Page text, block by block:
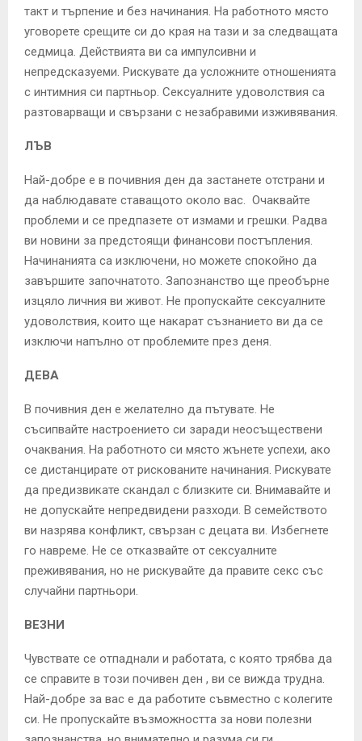
такт и търпение и без начинания. На работното място
уговорете срещите си до края на тази и за следващата
седмица. Действията ви са импулсивни и
непредсказуеми. Рискувате да усложните отношенията
с интимния си партньор. Сексуалните удоволствия са
разтоварващи и свързани с незабравими изживявания.
ЛЪВ
Най-добре е в почивния ден да застанете отстрани и
да наблюдавате ставащото около вас. Очаквайте
проблеми и се предпазете от измами и грешки. Радва
ви новини за предстоящи финансови постъпления.
Начинанията са изключени, но можете спокойно да
завършите започнатото. Запознанство ще преобърне
изцяло личния ви живот. Не пропускайте сексуалните
удоволствия, които ще накарат съзнанието ви да се
изключи напълно от проблемите през деня.
ДЕВА
В почивния ден е желателно да пътувате. Не
съсипвайте настроението си заради неосъществени
очаквания. На работното си място жънете успехи, ако
се дистанцирате от рискованите начинания. Рискувате
да предизвикате скандал с близките си. Внимавайте и
не допускайте непредвидени разходи. В семейството
ви назрява конфликт, свързан с децата ви. Избегнете
го навреме. Не се отказвайте от сексуалните
преживявания, но не рискувайте да правите секс със
случайни партньори.
ВЕЗНИ
Чувствате се отпаднали и работата, с която трябва да
се справите в този почивен ден , ви се вижда трудна.
Най-добре за вас е да работите съвместно с колегите
си. Не пропускайте възможността за нови полезни